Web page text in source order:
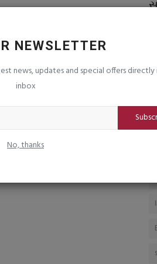
NEWSLETTER
news, updates and special offers directly
inbox
No, thanks
‘મેલોડી’ ચર્ચાથી શેરબજારમાં
20, 2026 0
ઉતાવળમાં...